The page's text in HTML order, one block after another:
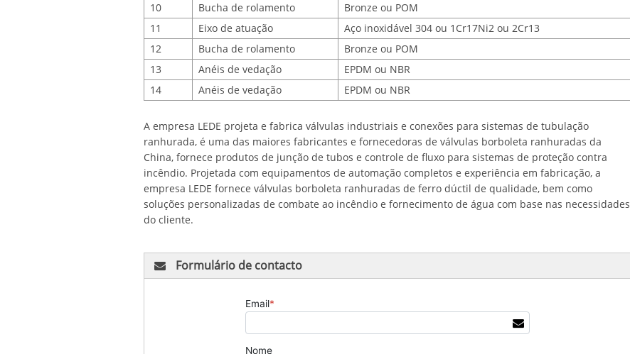
10
Bucha de rolamento
Bronze ou POM
11
Eixo de atuação
Aço inoxidável 304 ou 1Cr17Ni2 ou 2Cr13
12
Bucha de rolamento
Bronze ou POM
13
Anéis de vedação
EPDM ou NBR
14
Anéis de vedação EPDM ou NBR
A empresa LEDE projeta e fabrica válvulas industriais e conexões para sistemas de tubulação
ranhurada, é uma das maiores fabricantes e fornecedoras de válvulas borboleta ranhuradas da
China, fornece produtos de junção de tubos e controle de fluxo para sistemas de proteção contra
incêndio. Projetada com equipamentos de automação completos e experiência em fabricação, a
empresa LEDE fornece válvulas borboleta ranhuradas de ferro dúctil de qualidade, bem como
soluções personalizadas de combate ao incêndio e fornecimento de água com base nas necessidades
do cliente.
Formulário de contacto